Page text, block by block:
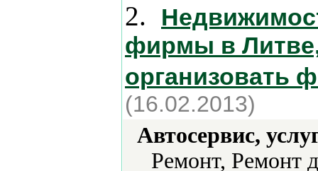
2.
фирмы в
организовать
(16.02.2013)
Автосервис,
Ремонт, Ремонт